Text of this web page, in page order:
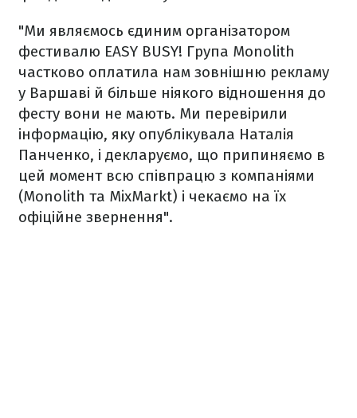
"Ми являємось єдиним організатором
фестивалю EASY BUSY! Група Monolith
частково оплатила нам зовнішню рекламу
у Варшаві й більше ніякого відношення до
фесту вони не мають. Ми перевірили
інформацію, яку опублікувала Наталія
Панченко, і декларуємо, що припиняємо в
цей момент всю співпрацю з компаніями
(Monolith та MixMarkt) і чекаємо на їх
офіційне звернення".